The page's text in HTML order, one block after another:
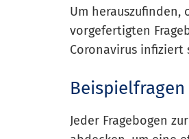
Um
vorgefertigten
Coronavirus infiziert
Jeder Fragebogen